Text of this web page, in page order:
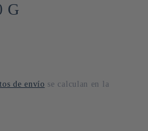
G
de envío se calculan en la